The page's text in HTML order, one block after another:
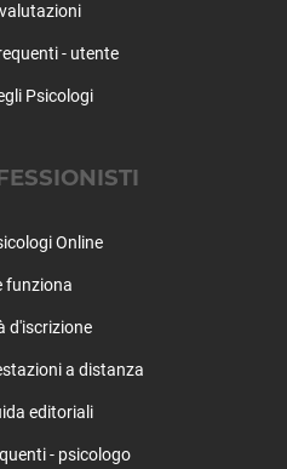
- utente
Psicologi
Online
funziona
d'iscrizione
a distanza
editoriali
- psicologo